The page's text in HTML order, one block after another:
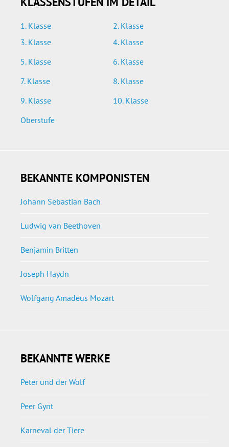
1. Klasse
2. Klasse
3. Klasse
4. Klasse
5. Klasse
6. Klasse
7. Klasse
8. Klasse
9. Klasse
10. Klasse
Oberstufe
BEKANNTE KOMPONISTEN
Johann Sebastian Bach
Ludwig van Beethoven
Benjamin Britten
Joseph Haydn
Wolfgang Amadeus Mozart
BEKANNTE WERKE
Peter und der Wolf
Peer Gynt
Karneval der Tiere